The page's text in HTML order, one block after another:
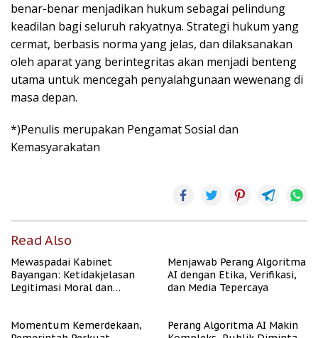
benar-benar menjadikan hukum sebagai pelindung
keadilan bagi seluruh rakyatnya. Strategi hukum yang
cermat, berbasis norma yang jelas, dan dilaksanakan
oleh aparat yang berintegritas akan menjadi benteng
utama untuk mencegah penyalahgunaan wewenang di
masa depan.
*)Penulis merupakan Pengamat Sosial dan
Kemasyarakatan
Read Also
Mewaspadai Kabinet
Bayangan: Ketidakjelasan
Legitimasi Moral dan
Menjawab Perang Algoritma
AI dengan Etika, Verifikasi,
dan Media Tepercaya
Momentum Kemerdekaan,
Perang Algoritma AI Makin